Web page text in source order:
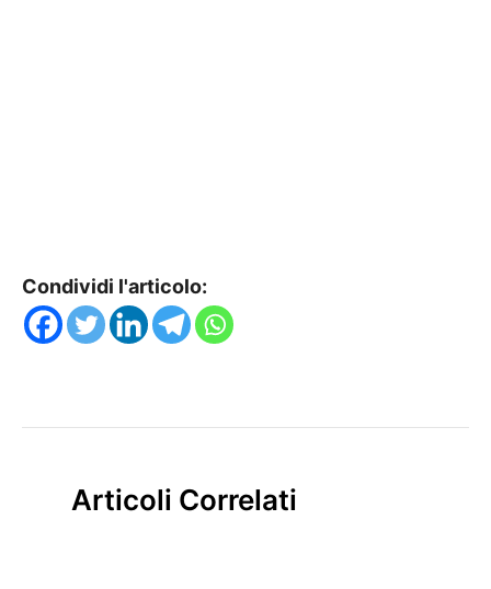
Condividi l'articolo:
Articoli Correlati